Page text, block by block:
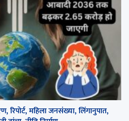
रिपोर्ट, महिला जनसंख्या, लिंगानुपात,